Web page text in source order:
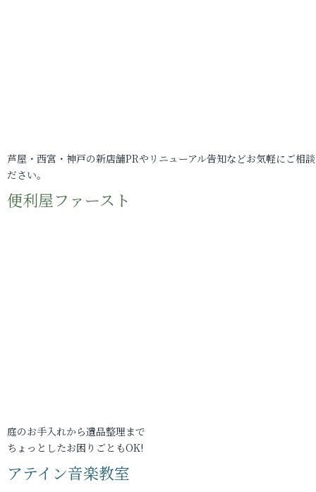
芦屋・西宮・神戸の新店舗PRやリニューアル告知などお気軽にご相
ださい。
便利屋ファースト
庭のお手入れから遺品整理まで
ちょっとしたお困りごともOK!
アテイン音楽教室